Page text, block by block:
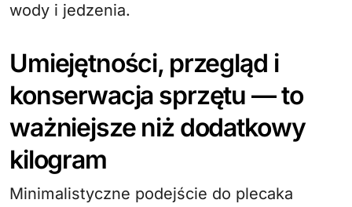
wody i jedzenia.
Umiejętności, przegląd i
konserwacja sprzętu — to
ważniejsze niż dodatkowy
kilogram
Minimalistyczne podejście do plecaka